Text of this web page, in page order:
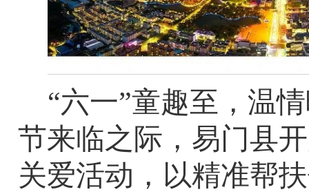
“六一”童趣至，温
节来临之际，易门县
关爱活动，以精准帮